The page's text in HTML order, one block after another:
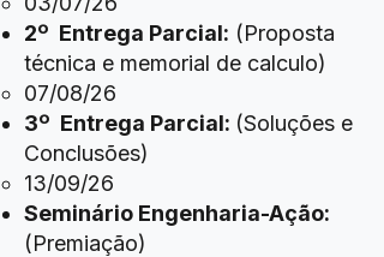
2º Entrega Parcial: (Proposta
técnica e memorial de calculo)
07/08/26​
3º Entrega Parcial: (Soluções e
Conclusões)
​13/09/26​
Seminário Engenharia-Ação:
(Premiação)